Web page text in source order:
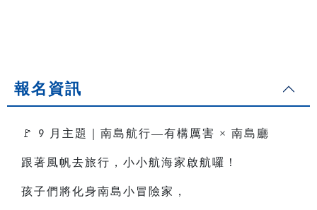
報名資訊
🚩 9 月主題｜南島航行—有構厲害 × 南島廳
跟著風帆去旅行，小小航海家啟航囉！
孩子們將化身南島小冒險家，